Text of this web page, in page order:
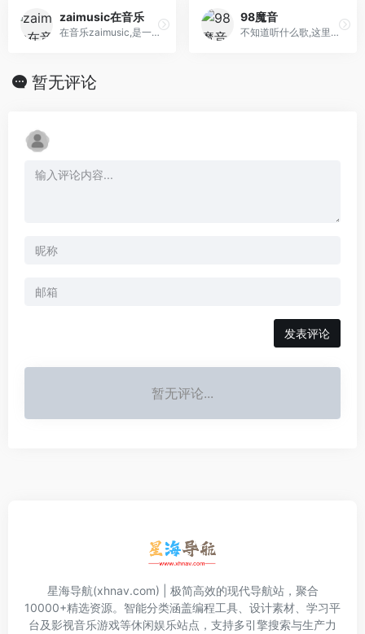
zaimusic在音乐
在音乐zaimusic,是一个只属于音乐的网站,汇集了国内国外的音乐网站、音乐微信公众号、音乐群、音乐资讯等,开启您的音乐之旅。
98魔音
不知道听什么歌,这里随机播放热门推荐歌曲免费在线播放下载,这里至少收集了过万首热门在网络上最全的音乐
暂无评论
发表评论
暂无评论...
星海导航(xhnav.com) | 极简高效的现代导航站，聚合
10000+精选资源。智能分类涵盖编程工具、设计素材、学习平
台及影视音乐游戏等休闲娱乐站点，支持多引擎搜索与生产力